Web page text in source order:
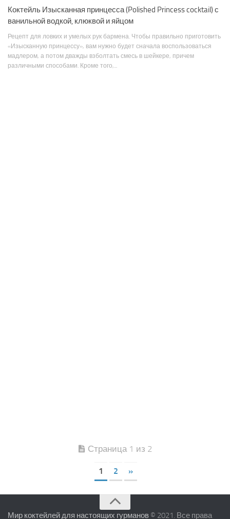
Коктейль Изысканная принцесса (Polished Princess cocktail) с
ванильной водкой, клюквой и яйцом
Рецепт для ловких и умелых рук бармена. Чтобы правильно приготовить
«Изысканную принцессу», вам нужно будет сначала воспользоваться
мадлером, а потом дважды взболтать смесь в шейкере, причем
различными способами. Кроме того,...
Страница 1 из 2
1 2 »
Мир коктейлей для настоящих гурманов © 2021. Все права